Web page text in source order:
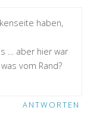
haben,
… aber hier war
vom Rand?
ANTWORTEN